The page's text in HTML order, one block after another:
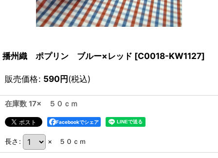
播州織 ポプリン ブルー×レッド [C0018-KW1127]
販売価格: 590円(税込)
在庫数 17× ５０ｃｍ
Facebookでシェア
長さ : × ５０ｃｍ